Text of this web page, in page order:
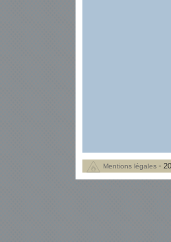
Mentions légales -